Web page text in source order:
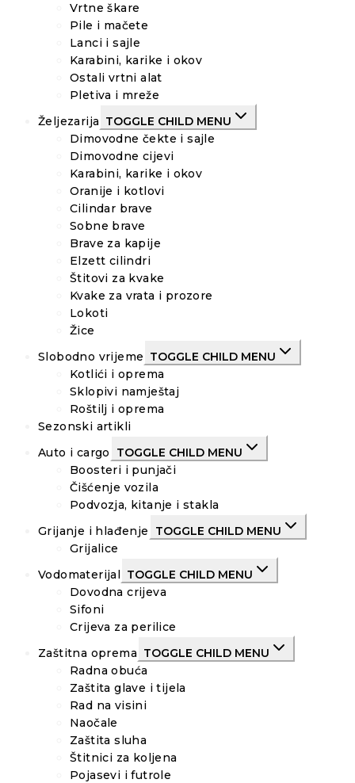
Vrtne škare
Pile i mačete
Lanci i sajle
Karabini, karike i okov
Ostali vrtni alat
Pletiva i mreže
Željezarija TOGGLE CHILD MENU
Dimovodne čekte i sajle
Dimovodne cijevi
Karabini, karike i okov
Oranije i kotlovi
Cilindar brave
Sobne brave
Brave za kapije
Elzett cilindri
Štitovi za kvake
Kvake za vrata i prozore
Lokoti
Žice
Slobodno vrijeme TOGGLE CHILD MENU
Kotlići i oprema
Sklopivi namještaj
Roštilj i oprema
Sezonski artikli
Auto i cargo
TOGGLE CHILD MENU
Boosteri i punjači
Čišćenje vozila
Podvozja, kitanje i stakla
Grijanje i hlađenje
TOGGLE CHILD MENU
Grijalice
Vodomaterijal
TOGGLE CHILD MENU
Dovodna crijeva
Sifoni
Crijeva za perilice
Zaštitna oprema TOGGLE CHILD MENU
Radna obuća
Zaštita glave i tijela
Rad na visini
Naočale
Zaštita sluha
Štitnici za koljena
Pojasevi i futrole